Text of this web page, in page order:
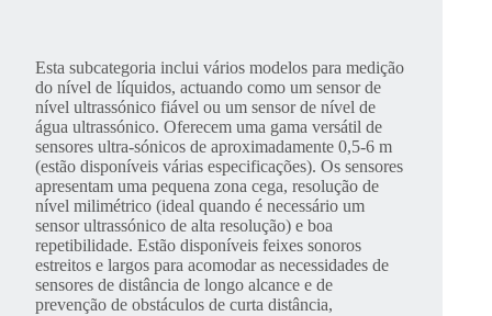
Esta subcategoria inclui vários modelos para medição
do nível de líquidos, actuando como um sensor de
nível ultrassónico fiável ou um sensor de nível de
água ultrassónico. Oferecem uma gama versátil de
sensores ultra-sónicos de aproximadamente 0,5-6 m
(estão disponíveis várias especificações). Os sensores
apresentam uma pequena zona cega, resolução de
nível milimétrico (ideal quando é necessário um
sensor ultrassónico de alta resolução) e boa
repetibilidade. Estão disponíveis feixes sonoros
estreitos e largos para acomodar as necessidades de
sensores de distância de longo alcance e de
prevenção de obstáculos de curta distância,